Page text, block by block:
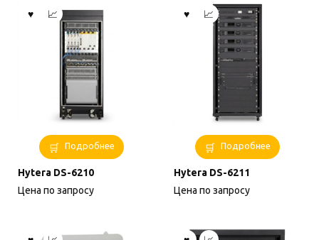
Подробнее
Hytera DS-6210
Цена по запросу
Подробнее
Hytera DS-6211
Цена по запросу